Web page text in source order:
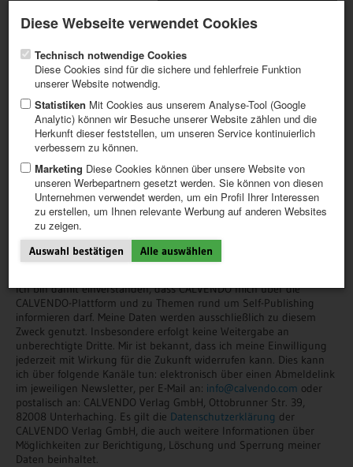
Diese Webseite verwendet Cookies
Technisch notwendige Cookies
Diese Cookies sind für die sichere und fehlerfreie Funktion
unserer Website notwendig.
Statistiken Mit Cookies aus unserem Analyse-Tool (Google
Analytic) können wir Besuche unserer Website zählen und die
Herkunft dieser feststellen, um unseren Service kontinuierlich
verbessern zu können.
Marketing Diese Cookies können über unsere Website von
unseren Werbepartnern gesetzt werden. Sie können von diesen
Unternehmen verwendet werden, um ein Profil Ihrer Interessen
zu erstellen, um Ihnen relevante Werbung auf anderen Websites
zu zeigen.
Auswahl bestätigen Alle auswählen
Registrieren / Mein CALVENDO
ERSTE SCHRITTE
PROJEKT ERSTELLEN
TIPPS
NEWS
KATALOG
SHOP
NEWS NEWSLETTER
Wir halten Sie auf dem Laufenden!
Möchten Sie gerne aktuelle News zu gefragten Themen und zu
unseren Produkten?
Abonnieren Sie hier einfach unseren Newsletter!
Ich bin damit einverstanden, dass CALVENDO mich über die
CALVENDO-Plattform und zu Themen rund um Self-Publishing
informieren darf. Meine Daten werden ausschließlich zu diesem
Zweck genutzt. Insbesondere erfolgt keine Weitergabe an
unberechtigte Dritte. Mir ist bekannt, dass ich meine Einwilligung
jederzeit mit Wirkung für die Zukunft widerrufen kann. Dies kann
ich über folgende Kanäle tun: elektronisch über einen Abmeldelink
im jeweiligen Newsletter, per E-Mail an: info@calvendo.com oder
postalisch an: CALVENDO Verlag GmbH, Ottobrunner Str. 39,
82008 Unterhaching. Es gilt die Datenschutzerklärung der
CALVENDO Verlag GmbH, die auch weitere Informationen über
Möglichkeiten zur Berichtigung, Löschung und Sperrung meiner
Daten beinhaltet.